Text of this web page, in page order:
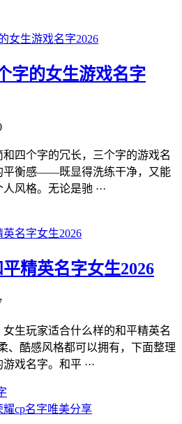
字的女生游戏名字
四个字的冗长，三个字的游戏名
平衡感——既显得洗练干净，又能
风格。无论是驰 ···
精英名字女生2026
生玩家适合什么样的和平精英名
、酷感风格都可以拥有，下面整理
戏名字。和平 ···